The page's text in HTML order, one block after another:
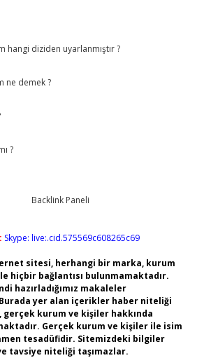
hangi diziden uyarlanmıştır ?
ne demek ?
?
Skype: live:.cid.575569c608265c69
sitesi, herhangi bir marka, kurum
hiçbir bağlantısı bulunmamaktadır.
hazırladığımız makaleler
yer alan içerikler haber niteliği
gerçek kurum ve kişiler hakkında
Gerçek kurum ve kişiler ile isim
tesadüfidir. Sitemizdeki bilgiler
tavsiye niteliği taşımazlar.